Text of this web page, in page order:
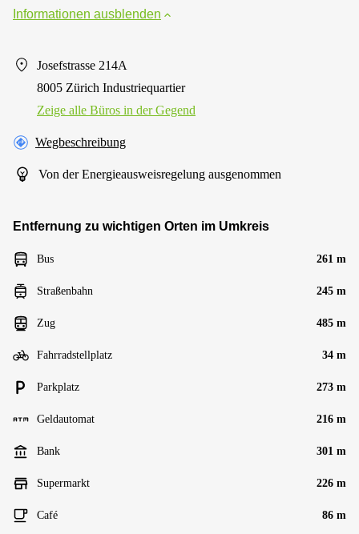
Informationen ausblenden
Josefstrasse 214A
8005 Zürich Industriequartier
Zeige alle Büros in der Gegend
Wegbeschreibung
Von der Energieausweisregelung ausgenommen
Entfernung zu wichtigen Orten im Umkreis
Bus 261 m
Straßenbahn 245 m
Zug 485 m
Fahrradstellplatz 34 m
Parkplatz 273 m
Geldautomat 216 m
Bank 301 m
Supermarkt 226 m
Café 86 m